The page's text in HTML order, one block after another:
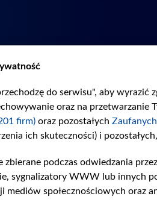
do serwisu", aby wyrazić
oraz na przetwarzanie
firm) oraz pozostałych
ich skuteczności) i
zbierane podczas odwiedzania
sygnalizatory WWW lub innych
mediów społecznościowych oraz